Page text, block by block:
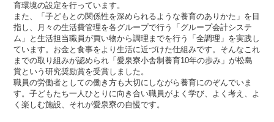
育環境の設定を行っています。
また、「子どもとの関係性を深められるような養育のありかた」を目
指し、月々の生活費管理を各グループで行う「グループ会計システ
ム」と生活担当職員が買い物から調理までを行う「全調理」を実践し
ています。お金と食事をより生活に近づけた仕組みです。そんなこれ
までの取り組みが認められ「愛泉寮小舎制養育10年の歩み」が松島
賞という研究奨励賞を受賞しました。
職員の労働者としての働き方も大切にしながら養育にのぞんでいま
す。子どもたち一人ひとりに向き合い職員がよく学び、よく考え、よ
く楽しむ施設、それが愛泉寮の自慢です。